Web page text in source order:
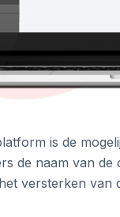
is de
de naam van
versterken van